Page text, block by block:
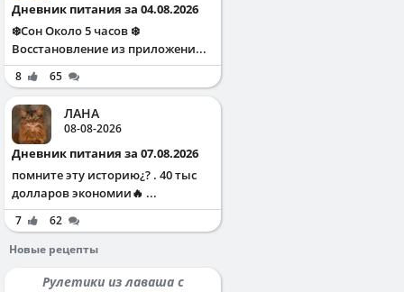
Дневник питания за 04.08.2026
❄️Сон Около 5 часов ❄️
Восстановление из приложени...
8 65
ЛАНА
08-08-2026
Дневник питания за 07.08.2026
помните эту историю¿? . 40 тыс
долларов экономии🔥 ...
7
62
Новые рецепты
Рулетики из лаваша с